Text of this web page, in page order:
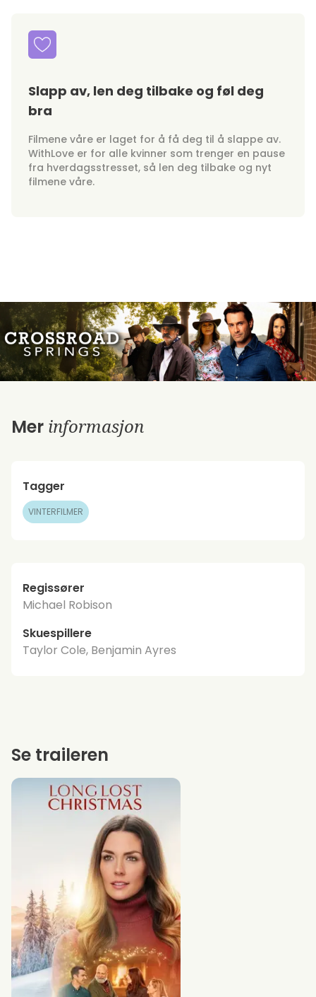
Slapp av, len deg tilbake og føl deg
bra
Filmene våre er laget for å få deg til å slappe av.
WithLove er for alle kvinner som trenger en pause
fra hverdagsstresset, så len deg tilbake og nyt
filmene våre.
Mer informasjon
Tagger
VINTERFILMER
Regissører
Michael Robison
Skuespillere
Taylor Cole, Benjamin Ayres
Se traileren